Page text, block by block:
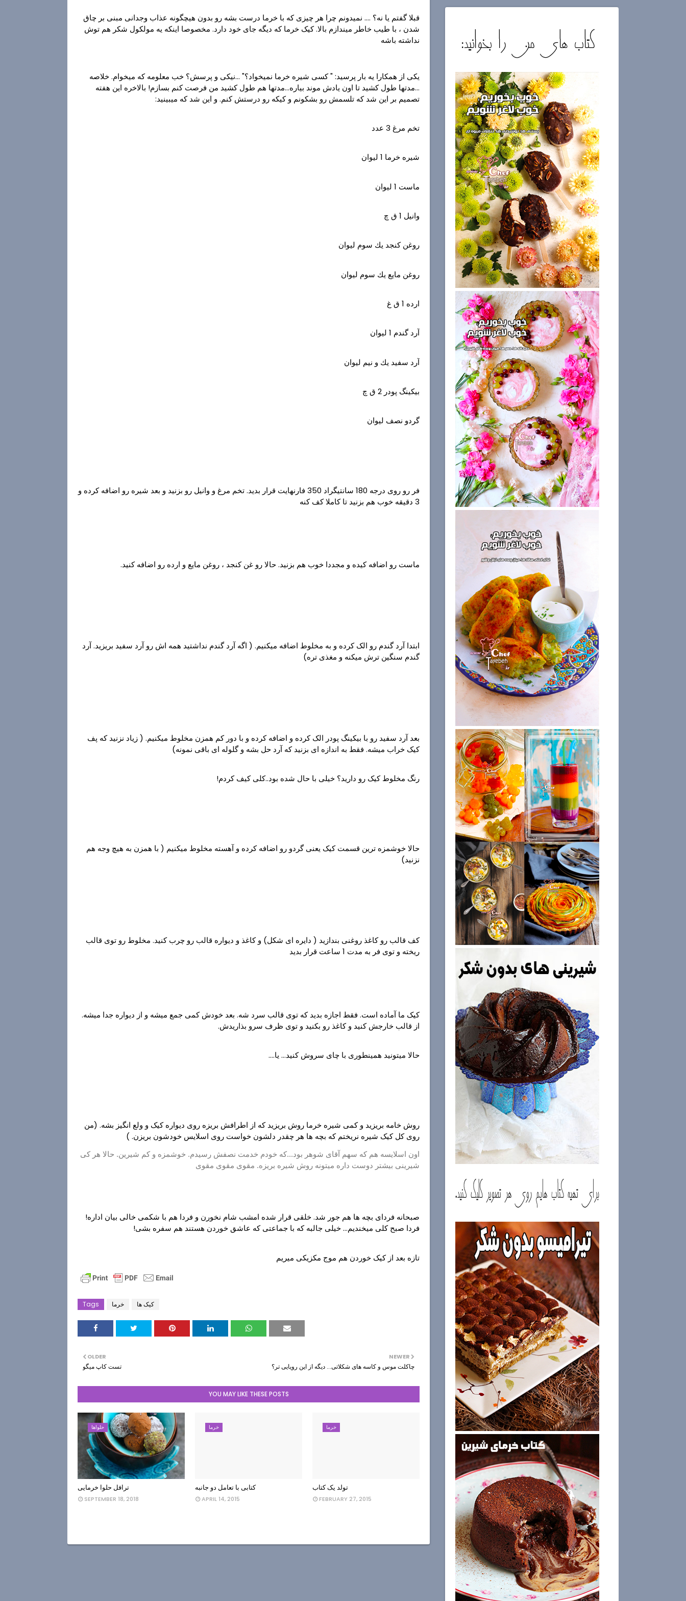
قبلا گفتم یا نه؟ .... نمیدونم چرا هر چیزی که با خرما درست بشه رو بدون هیچگونه عذاب وجدانی مبنی بر چاق
شدن ، با طیب خاطر میندازم بالا. کیک خرما که دیگه جای خود دارد. مخصوصا اینکه یه مولکول شکر هم توش
نداشته باشه
یکی از همکارا یه بار پرسید: " کسی شیره خرما نمیخواد؟" ...نیکی و پرسش؟ خب معلومه که میخوام. خلاصه
...مدتها طول کشید تا اون یادش موند بیاره...مدتها هم طول کشید من فرصت کنم بسازم! بالاخره این هفته
تصمیم بر این شد که تلسمش رو بشکونم و کیکه رو درستش کنم. و این شد که میبینید:
تخم مرغ 3 عدد
شیره خرما 1 لیوان
ماست 1 لیوان
وانیل 1 ق چ
روغن کنجد يك سوم لیوان
روغن مایع يك سوم لیوان
ارده 1 ق غ
آرد گندم 1 لیوان
آرد سفید يك و نيم لیوان
بیکینگ پودر 2 ق چ
گردو نصف لیوان
فر رو روی درجه 180 سانتیگراد 350 فارنهایت قرار بدید. تخم مرغ و وانیل رو بزنید و بعد شیره رو اضافه کرده و
3 دقیقه خوب هم بزنید تا کاملا کف کنه
ماست رو اضافه کیده و مجددا خوب هم بزنید. حالا رو غن کنجد ، روغن مایع و ارده رو اضافه کنید.
ابتدا آرد گندم رو الک کرده و به مخلوط اضافه میکنیم. ( اگه آرد گندم نداشتید همه اش رو آرد سفید بریزید. آرد
گندم سنگین ترش میکنه و مغذی تره)
بعد آرد سفید رو با بیکینگ پودر الک کرده و اضافه کرده و با دور کم همزن مخلوط میکنیم. ( زیاد نزنید که پف
کیک خراب میشه. فقط به اندازه ای بزنید که آرد حل بشه و گلوله ای باقی نمونه)
رنگ مخلوط کیک رو دارید؟ خیلی با حال شده بود..کلی کیف کردم!
حالا خوشمزه ترین قسمت کیک یعنی گردو رو اضافه کرده و آهسته مخلوط میکنیم ( با همزن به هیچ وجه هم
نزنید)
کف قالب رو کاغذ روغنی بندازید ( دایره ای شکل) و کاغذ و دیواره قالب رو چرب کنید. مخلوط رو توی قالب
ریخته و توی فر به مدت 1 ساعت قرار بدید
کیک ما آماده است. فقط اجازه بدید که توی قالب سرد شه. بعد خودش کمی جمع میشه و از دیواره جدا میشه.
از قالب خارجش کنید و کاغذ رو بکنید و توی ظرف سرو بذاریدش.
حالا میتونید همینطوری با چای سروش کنید... یا....
روش خامه بریزید و کمی شیره خرما روش بریزید که از اطرافش بریزه روی دیواره کیک و ولع انگیز بشه. (من
روی کل کیک شیره نریختم که بچه ها هر چقدر دلشون خواست روی اسلایس خودشون بریزن. )
اون اسلایسه هم که سهم آقای شوهر بود...که خودم خدمت نصفش رسیدم. خوشمزه و کم شیرین. حالا هر کی
شیرینی بیشتر دوست داره میتونه روش شیره بریزه. مقوی مقوی مقوی
صبحانه فردای بچه ها هم جور شد. خلقی قرار شده امشب شام نخورن و فردا هم با شکمی خالی بیان اداره!
فردا صبح کلی میخندیم... خیلی جالبه که با جماعتی که عاشق خوردن هستند هم سفره بشی!
تازه بعد از کیک خوردن هم موج مکزیکی میریم
Tags خرما کیک ها
NEWER
چاکلت موس و کاسه های شکلاتی... دیگه از این رویایی تر؟
OLDER
تست کاپ میگو
YOU MAY LIKE THESE POSTS
حلواها
ترافل حلوا خرمایی
SEPTEMBER 18, 2018
خرما
کتابی با تعامل دو جانبه
APRIL 14, 2015
خرما
تولد یک کتاب
FEBRUARY 27, 2015